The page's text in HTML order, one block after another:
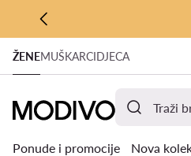
PRIJEĐI NA GLAVNI
PRIJEĐI NA
ŽENEMUŠKARCIDJECA
Ponude i promocije Nova